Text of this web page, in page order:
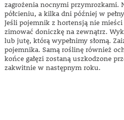
zagrożenia nocnymi przymrozkami.
półcieniu, a kilka dni później w
Jeśli pojemnik z hortensją nie
zimować doniczkę na zewnątrz.
lub jutę, którą wypełnimy słomą.
pojemnika. Samą roślinę również
końce gałęzi zostaną uszkodzone
zakwitnie w następnym roku.